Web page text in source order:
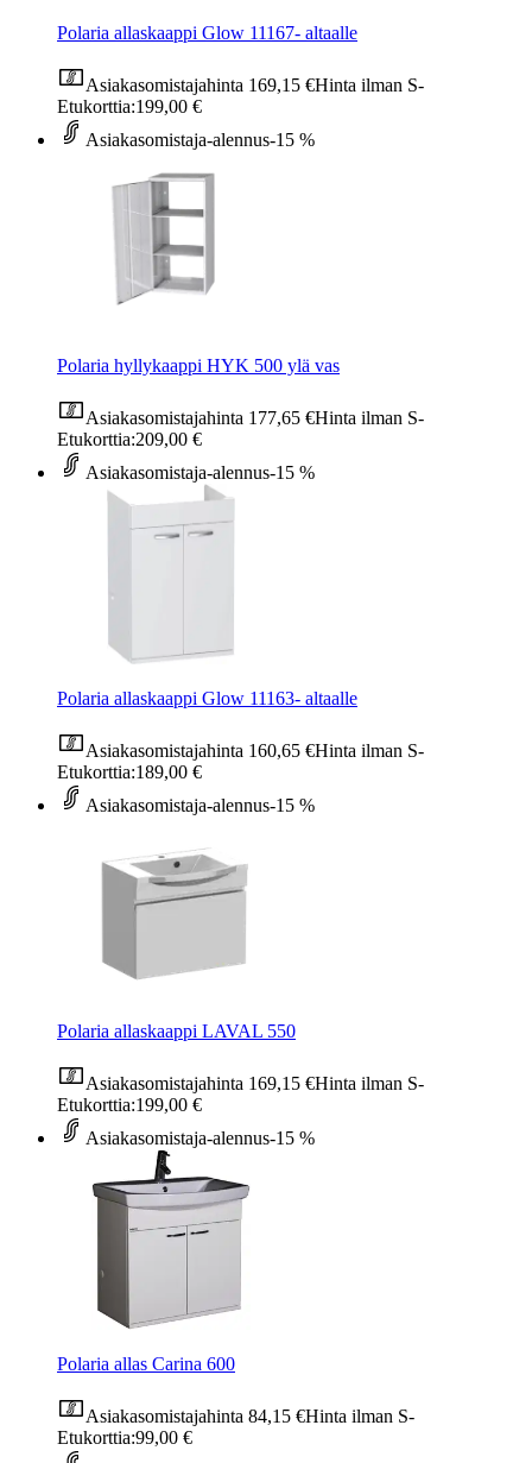
Polaria allaskaappi Glow 11167- altaalle
Asiakasomistajahinta 169,15 €Hinta ilman S-
Etukorttia:199,00 €
Asiakasomistaja-alennus-15 %
Polaria hyllykaappi HYK 500 ylä vas
Asiakasomistajahinta 177,65 €Hinta ilman S-
Etukorttia:209,00 €
Asiakasomistaja-alennus-15 %
Polaria allaskaappi Glow 11163- altaalle
Asiakasomistajahinta 160,65 €Hinta ilman S-
Etukorttia:189,00 €
Asiakasomistaja-alennus-15 %
Polaria allaskaappi LAVAL 550
Asiakasomistajahinta 169,15 €Hinta ilman S-
Etukorttia:199,00 €
Asiakasomistaja-alennus-15 %
Polaria allas Carina 600
Asiakasomistajahinta 84,15 €Hinta ilman S-
Etukorttia:99,00 €